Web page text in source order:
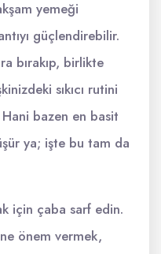
yemeği
güçlendirebilir.
bırakıp, birlikte
sıkıcı rutini
bazen en basit
ya; işte bu tam da
için çaba sarf edin.
önem vermek,